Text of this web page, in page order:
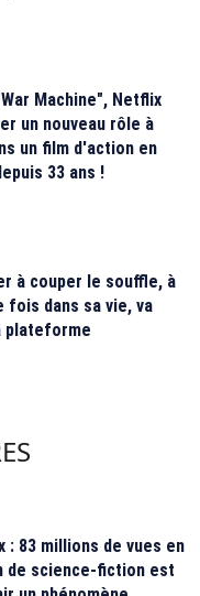
Machine", Netflix
un nouveau rôle à
un film d'action en
33 ans !
à couper le souffle, à
fois dans sa vie, va
plateforme
: 83 millions de vues en
de science-fiction est